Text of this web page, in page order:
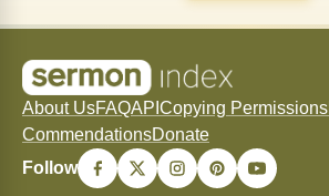
About UsFAQAPI Copying Permissions
CommendationsDonate
Follow